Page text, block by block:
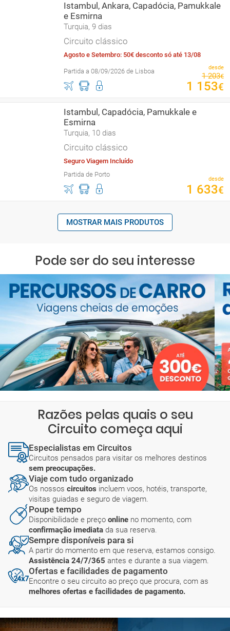
Istambul, Ankara, Capadócia, Pamukkale
e Esmirna
Turquia, 9 dias
Circuito clássico
Agosto e Setembro: 50€ desconto só até 13/08
Partida a 08/09/2026 de Lisboa desde
1 203€
1 153€
Istambul, Capadócia, Pamukkale e
Esmirna
Turquia, 10 dias
Circuito clássico
Seguro Viagem Incluído
Partida de Porto
desde
1 633€
MOSTRAR MAIS PRODUTOS
Pode ser do seu interesse
Razões pelas quais o seu
Circuito começa aqui
Especialistas em Circuitos
Circuitos pensados para visitar os melhores destinos
sem preocupações.
Viaje com tudo organizado
Os nossos circuitos incluem voos, hotéis, transporte,
visitas guiadas e seguro de viagem.
Poupe tempo
Disponibilidade e preço online no momento, com
confirmação imediata da sua reserva.
Sempre disponíveis para si
A partir do momento em que reserva, estamos consigo.
Assistência 24/7/365 antes e durante a sua viagem.
Ofertas e facilidades de pagamento
Encontre o seu circuito ao preço que procura, com as
melhores ofertas e facilidades de pagamento.